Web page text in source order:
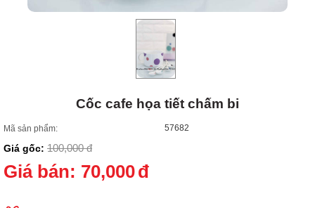
Cốc cafe họa tiết chấm bi
Mã sản phẩm: 57682
Giá gốc: 100,000 đ
Giá bán: 70,000đ